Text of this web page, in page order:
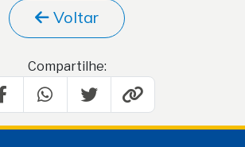
Voltar
Compartilhe: